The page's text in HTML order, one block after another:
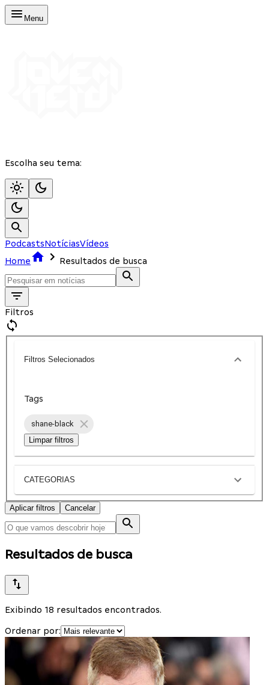
Menu
Escolha seu tema:
PodcastsNotíciasVídeos
Home
Resultados de busca
Filtros
Filtros Selecionados
Tags
shane-black
Limpar filtros
CATEGORIAS
Aplicar filtros Cancelar
Resultados de busca
Exibindo 18 resultados encontrados.
Ordenar por: